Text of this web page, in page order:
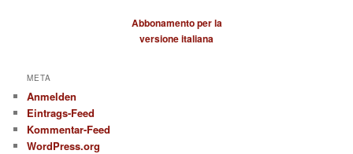
Abbonamento per la
versione italiana
META
Anmelden
Eintrags-Feed
Kommentar-Feed
WordPress.org